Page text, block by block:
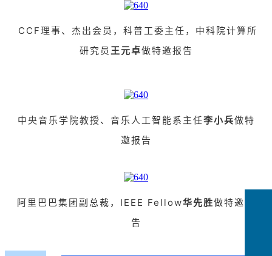
CCF理事、杰出会员，科普工委主任，中科院计算所
研究员 王元卓做特邀报告
中央音乐学院教授、音乐人工智能系主任李小兵做特
邀报告
阿里巴巴集团副总裁，IEEE Fellow华先胜做特邀报
告